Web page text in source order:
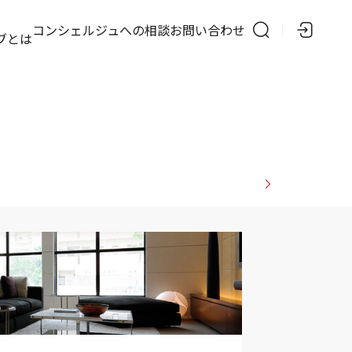
とはコンシェルジュへの相談お問い合わせ